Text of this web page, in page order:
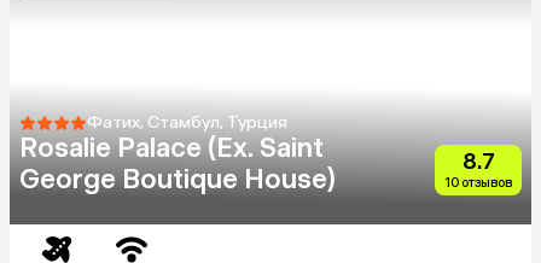
Фатих, Стамбул, Турция
Rosalie Palace (Ex. Saint
George Boutique House)
8.7
10 отзывов